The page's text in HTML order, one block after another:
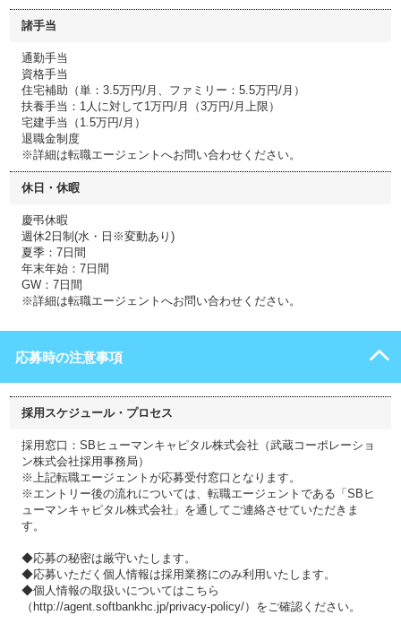
諸手当
通勤手当
資格手当
住宅補助（単：3.5万円/月、ファミリー：5.5万円/月）
扶養手当：1人に対して1万円/月（3万円/月上限）
宅建手当（1.5万円/月）
退職金制度
※詳細は転職エージェントへお問い合わせください。
休日・休暇
慶弔休暇
週休2日制(水・日※変動あり)
夏季：7日間
年末年始：7日間
GW：7日間
※詳細は転職エージェントへお問い合わせください。
応募時の注意事項
採用スケジュール・プロセス
採用窓口：SBヒューマンキャピタル株式会社（武蔵コーポレーショ
ン株式会社採用事務局）
※上記転職エージェントが応募受付窓口となります。
※エントリー後の流れについては、転職エージェントである「SBヒ
ューマンキャピタル株式会社」を通してご連絡させていただきま
す。
◆応募の秘密は厳守いたします。
◆応募いただく個人情報は採用業務にのみ利用いたします。
◆個人情報の取扱いについてはこちら
（http://agent.softbankhc.jp/privacy-policy/）をご確認ください。